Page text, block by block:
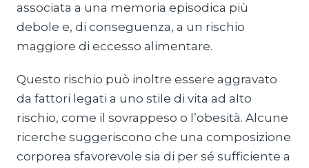
associata a una memoria episodica più
debole e, di conseguenza, a un rischio
maggiore di eccesso alimentare.
Questo rischio può inoltre essere aggravato
da fattori legati a uno stile di vita ad alto
rischio, come il sovrappeso o l’obesità. Alcune
ricerche suggeriscono che una composizione
corporea sfavorevole sia di per sé sufficiente a